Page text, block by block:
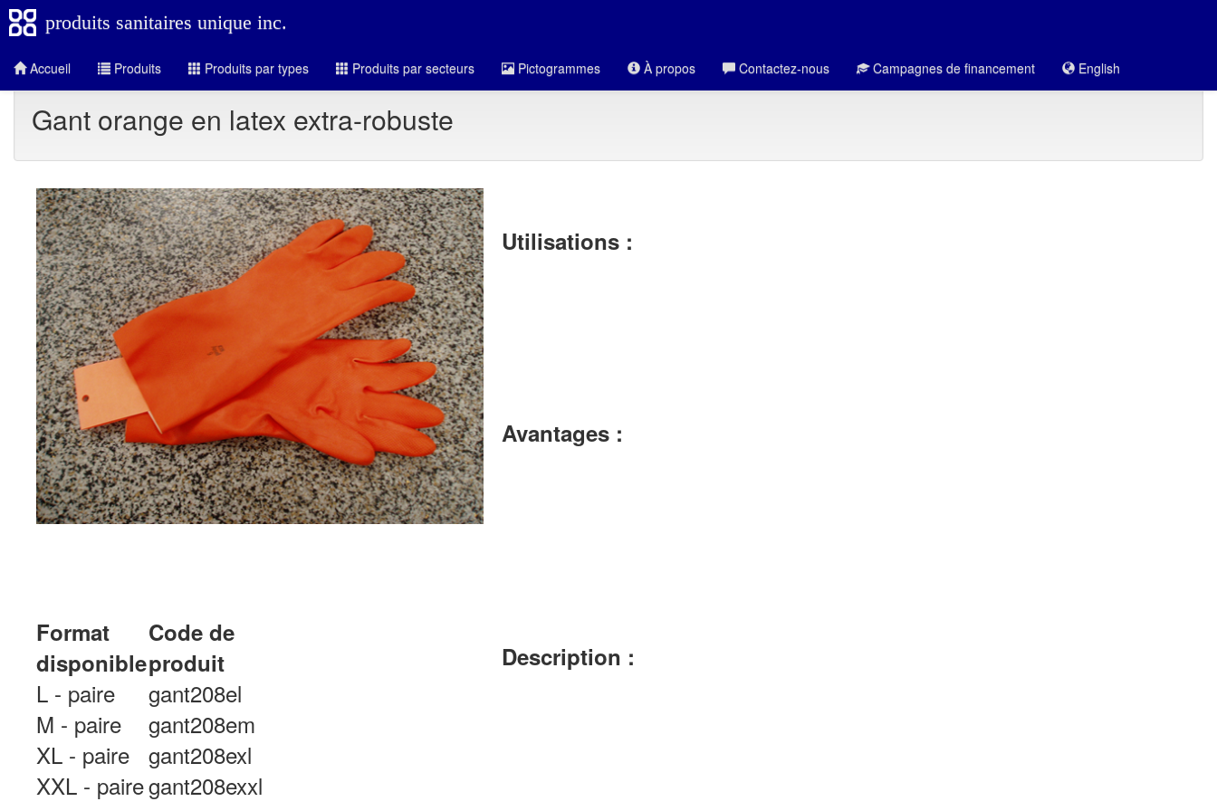
produits sanitaires unique inc.
Accueil Produits Produits par types Produits par secteurs Pictogrammes À propos Contactez-nous Campagnes de financement English
Gant orange en latex extra-robuste
Format
disponible
Code de
produit
L - paire
gant208el
M - paire
gant208em
XL - paire gant208exl
XXL - pairegant208exxl
Utilisations :
Avantages :
Description :